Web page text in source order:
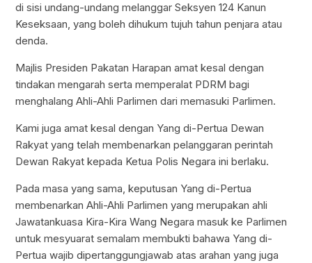
di sisi undang-undang melanggar Seksyen 124 Kanun
Keseksaan, yang boleh dihukum tujuh tahun penjara atau
denda.
Majlis Presiden Pakatan Harapan amat kesal dengan
tindakan mengarah serta memperalat PDRM bagi
menghalang Ahli-Ahli Parlimen dari memasuki Parlimen.
Kami juga amat kesal dengan Yang di-Pertua Dewan
Rakyat yang telah membenarkan pelanggaran perintah
Dewan Rakyat kepada Ketua Polis Negara ini berlaku.
Pada masa yang sama, keputusan Yang di-Pertua
membenarkan Ahli-Ahli Parlimen yang merupakan ahli
Jawatankuasa Kira-Kira Wang Negara masuk ke Parlimen
untuk mesyuarat semalam membukti bahawa Yang di-
Pertua wajib dipertanggungjawab atas arahan yang juga